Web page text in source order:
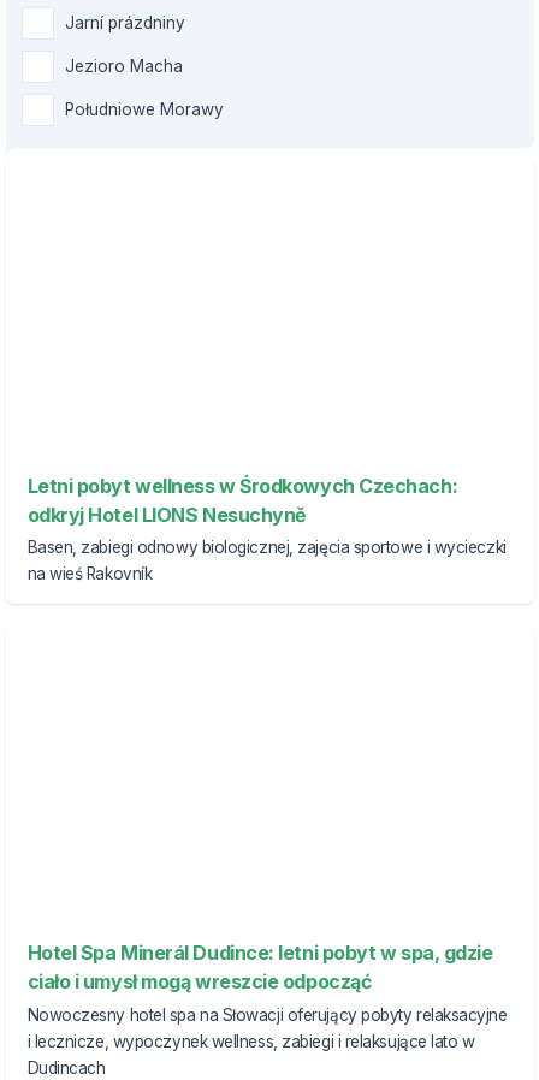
Letni pobyt wellness w Środkowych Czechach:
odkryj Hotel LIONS Nesuchyně
Basen, zabiegi odnowy biologicznej, zajęcia sportowe i wycieczki
na wieś Rakovník
Hotel Spa Minerál Dudince: letni pobyt w spa, gdzie
ciało i umysł mogą wreszcie odpocząć
Nowoczesny hotel spa na Słowacji oferujący pobyty relaksacyjne
i lecznicze, wypoczynek wellness, zabiegi i relaksujące lato w
Dudincach
Jarní prázdniny
Jezioro Macha
Południowe Morawy